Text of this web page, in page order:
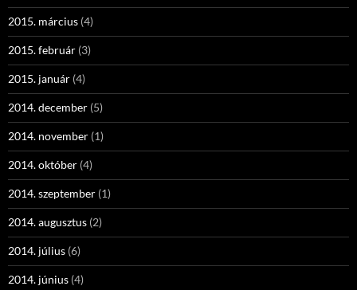
2015. március (4)
2015. február (3)
2015. január (4)
2014. december (5)
2014. november (1)
2014. október (4)
2014. szeptember (1)
2014. augusztus (2)
2014. július (6)
2014. június (4)